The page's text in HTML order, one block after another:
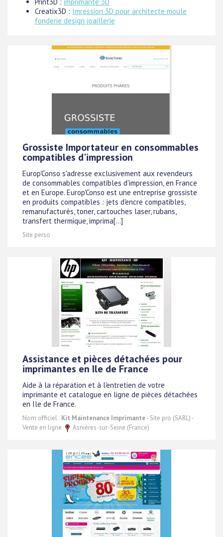
Creatix3D : Imression 3D pour architecte moule
fonderie design joaillerie
Grossiste Importateur en consommables
compatibles d'impression
Europ'Conso s'adresse exclusivement aux revendeurs
de consommables compatibles d'impression, en France
et en Europe. Europ'Conso est une entreprise grossiste
en produits compatibles : jets d'encre compatibles,
remanufacturés, toner, cartouches laser, rubans,
transfert thermique, imprima[...]
Site perso
Assistance et pièces détachées pour
imprimantes en Ile de France
Aide à la réparation et à l'entretien de votre
imprimante et catalogue en ligne de pièces détachées
en Ile de France.
Nom officiel : Kit Maintenance Imprimante- Site pro (SARL) -
Vente en ligne
Asnières-sur-Seine (France)